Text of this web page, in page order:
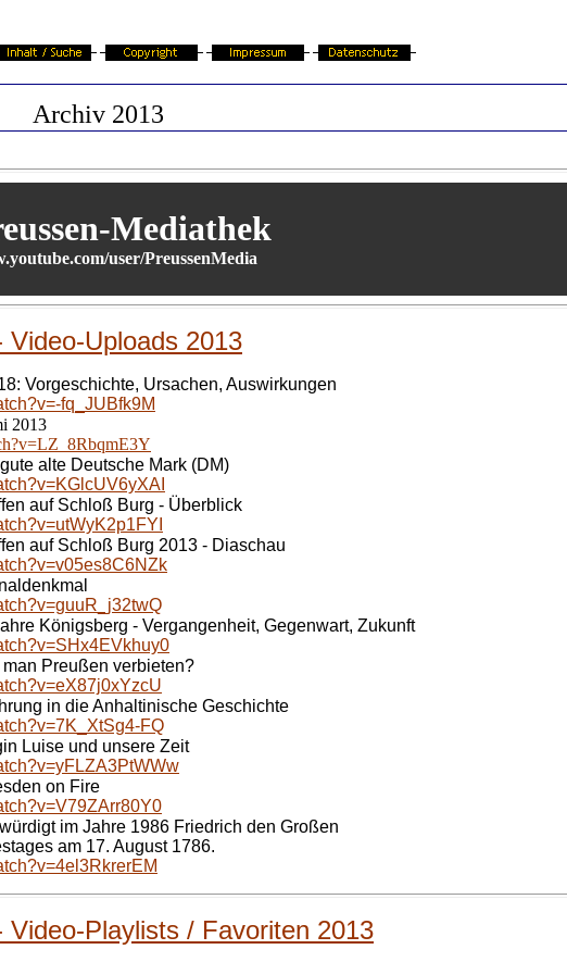
Archiv 2013
Mediathek
user/PreussenMedia
Video-Uploads 2013
Vorgeschichte, Ursachen, Auswirkungen
fq_JUBfk9M
2013
alte Deutsche Mark (DM)
auf Schloß Burg - Überblick
auf Schloß Burg 2013 - Diaschau
Königsberg - Vergangenheit, Gegenwart, Zukunft
Preußen verbieten?
in die Anhaltinische Geschichte
FQ
Luise und unsere Zeit
on Fire
im Jahre 1986 Friedrich den Großen
am 17. August 1786.
Video-Playlists / Favoriten 2013